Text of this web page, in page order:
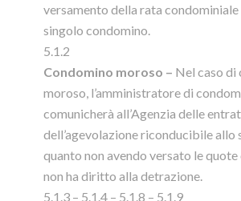
versamento della rata
singolo condomino.
5.1.2
Condomino moroso – Nel caso di
moroso, l’amministratore di
comunicherà all’Agenzia delle
dell’agevolazione riconducibile allo
quanto non avendo versato le
non ha diritto alla detrazione.
5.1.3 – 5.1.4 – 5.1.8 – 5.1.9